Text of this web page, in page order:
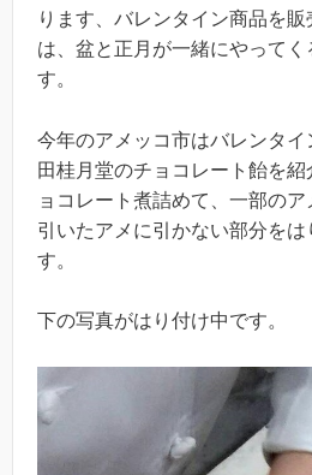
ります、バレンタイン商品を
は、盆と正月が一緒にやってく
す。
今年のアメッコ市はバレンタ
田桂月堂のチョコレート飴を
ョコレート煮詰めて、一部のア
引いたアメに引かない部分をは
す。
下の写真がはり付け中です。